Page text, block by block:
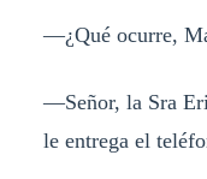
—¿Qué ocurre,
—Señor, la Sra
le entrega el